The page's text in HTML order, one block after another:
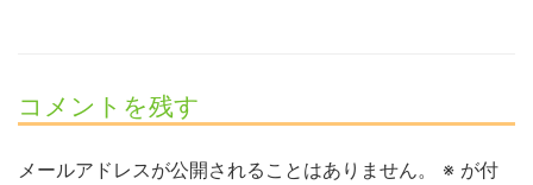
コメントを残す
メールアドレスが公開されることはありません。 ※ が付